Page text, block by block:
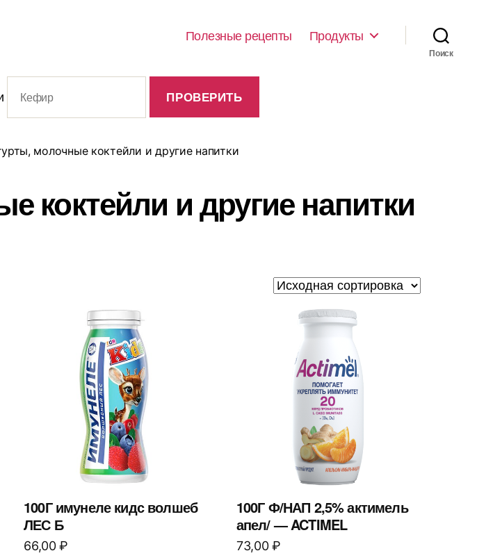
Полезные рецепты Продукты
Поиск
молочные коктейли и другие напитки
коктейли и другие напитки
100Г имунеле кидс волшеб
ЛЕС Б
66,00₽
100Г Ф/НАП 2,5% актимель
апел/ — ACTIMEL
73,00₽